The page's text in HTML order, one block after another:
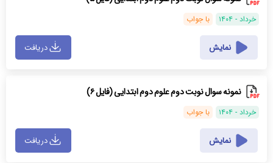
خرداد - ۱۴۰۴ با جواب
نمایش دریافت
نمونه سوال نوبت دوم علوم دوم ابتدایی (فایل ۶)
خرداد - ۱۴۰۴ با جواب
نمایش دریافت